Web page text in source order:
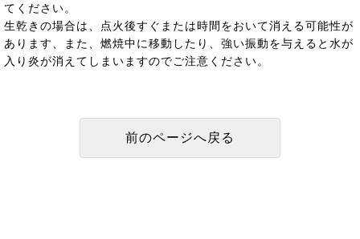
てください。
生乾きの場合は、点火後すぐまたは時間をおいて消える可能性が
あります、また、燃焼中に移動したり、強い振動を与えると水が
入り炎が消えてしまいますのでご注意ください。